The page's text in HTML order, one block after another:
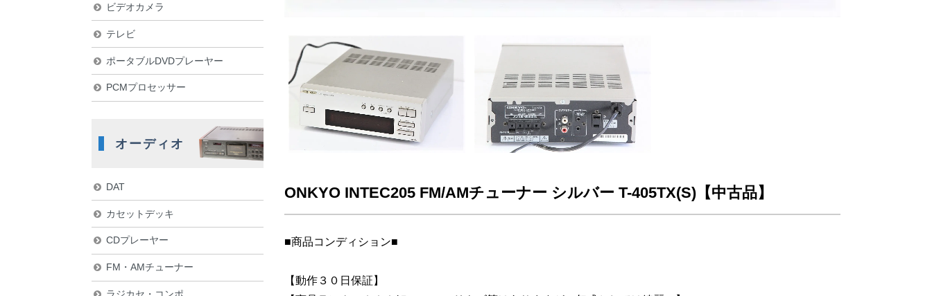
ONKYO INTEC205 FM/AMチューナー シルバー T-405TX(S)【中古品】
■商品コンディション■
【動作３０日保証】
ビデオカメラ
テレビ
ポータブルDVDプレーヤー
PCMプロセッサー
オーディオ
DAT
カセットデッキ
CDプレーヤー
FM・AMチューナー